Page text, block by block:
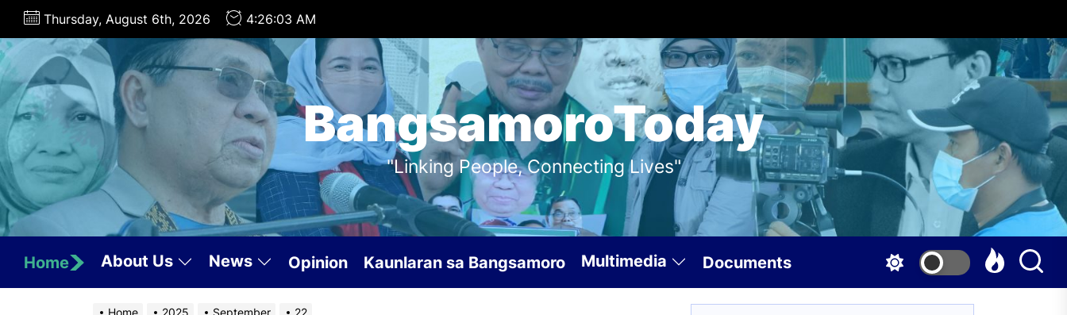
Skip
the
content
Thursday, August 6th, 2026 4:26:05 AM
BangsamoroToday
"Linking People, Connecting Lives"
Home About Us News Opinion Kaunlaran sa Bangsamoro Multimedia Documents
Home 2025 September
22